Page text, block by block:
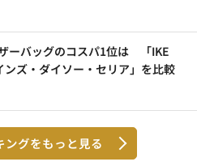
ーバッグのコスパ1位は 「IKE
ンズ・ダイソー・セリア」を比較
ングをもっと見る